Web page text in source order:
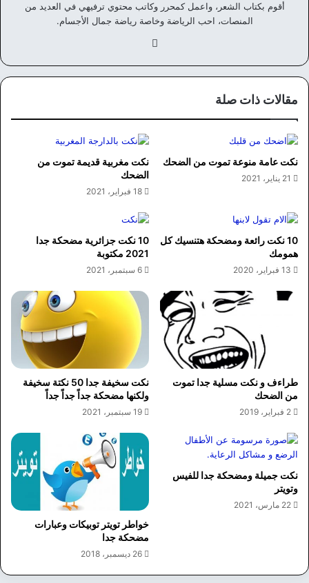
أقوم بكتاب الشعر، واعمل كمحرر وكاتب محتوي ترفيهي في العديد من
المنصات، احب الرياضة وخاصة رياضة جمال الأجسام.
وك
مقالات ذات صلة
نكت عامة منوعة تموت من الضحك
21 يناير، 2021
نكت مغربية قديمة تموت من
الضحك
18 فبراير، 2021
10 نكت رائعة ومضحكة هتنسيك كل
همومك
13 فبراير، 2020
10 نكت جزائرية مضحكة جدا
2021 مكتوبة
6 سبتمبر، 2021
طراءف و نكت مسلية جدا تموت
من الضحك
2 فبراير، 2019
نكت سخيفة جدا 50 نكتة سخيفة
ولكنها مضحكة جداً جداً جداً
19 سبتمبر، 2021
نكت جميلة ومضحكة جدا للفيس
وتويتر
22 مارس، 2021
خواطر تويتر توبيكات وعبارات
مضحكة جدا
26 ديسمبر، 2018